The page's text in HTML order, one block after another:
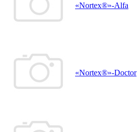
«Nortex®»-Alfa
«Nortex®»-Doctor